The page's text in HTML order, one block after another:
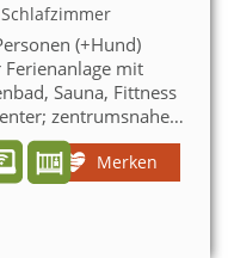
Schlafzimmer
(+Hund)
mit
Sauna, Fittness
zentrumsnahe
über 100
MeineCardPlus
Merken